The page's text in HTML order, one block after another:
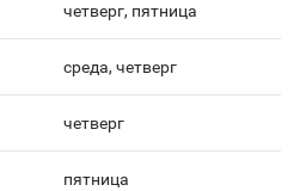
четверг, пятница
среда, четверг
четверг
пятница